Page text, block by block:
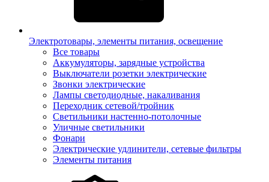
Электротовары, элементы питания, освещение
Все товары
Аккумуляторы, зарядные устройства
Выключатели розетки электрические
Звонки электрические
Лампы светодиодные, накаливания
Переходник сетевой/тройник
Светильники настенно-потолочные
Уличные светильники
Фонари
Электрические удлинители, сетевые фильтры
Элементы питания